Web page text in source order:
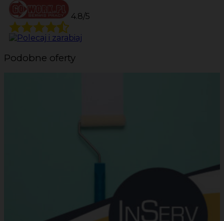
4.8/5
Podobne oferty